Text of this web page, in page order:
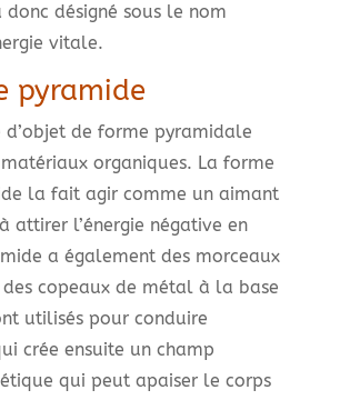
donc désigné sous le nom
vitale.
pyramide
d’objet de forme pyramidale
organiques. La forme
la fait agir comme un aimant
attirer l’énergie négative en
a également des morceaux
copeaux de métal à la base
utilisés pour conduire
crée ensuite un champ
qui peut apaiser le corps